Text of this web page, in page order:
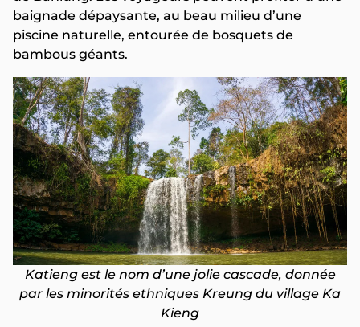
baignade dépaysante, au beau milieu d’une
piscine naturelle, entourée de bosquets de
bambous géants.
Katieng est le nom d’une jolie cascade, donnée
par les minorités ethniques Kreung du village Ka
Kieng